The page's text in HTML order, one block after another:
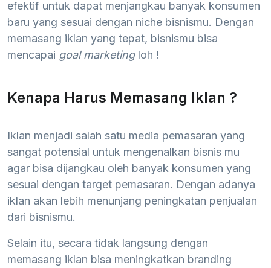
efektif untuk dapat menjangkau banyak konsumen
baru yang sesuai dengan niche bisnismu. Dengan
memasang iklan yang tepat, bisnismu bisa
mencapai goal marketingloh !
Kenapa Harus Memasang Iklan ?
Iklan menjadi salah satu media pemasaran yang
sangat potensial untuk mengenalkan bisnis mu
agar bisa dijangkau oleh banyak konsumen yang
sesuai dengan target pemasaran. Dengan adanya
iklan akan lebih menunjang peningkatan penjualan
dari bisnismu.
Selain itu, secara tidak langsung dengan
memasang iklan bisa meningkatkan branding